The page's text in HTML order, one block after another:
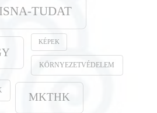
TUDAT
KÉPEK
KÖRNYEZETVÉDELEM
MKTHK